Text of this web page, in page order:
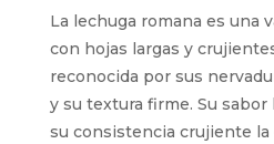
La lechuga romana es una
con hojas largas y
reconocida por sus
y su textura firme. Su
su consistencia crujiente